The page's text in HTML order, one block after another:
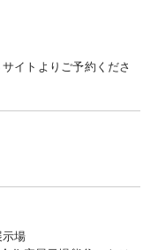
イトよりご予約くださ
場